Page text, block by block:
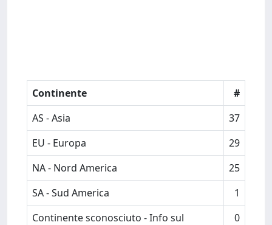
Continente
#
AS - Asia
37
EU - Europa
29
NA - Nord America
25
SA - Sud America
1
Continente sconosciuto - Info sul
0